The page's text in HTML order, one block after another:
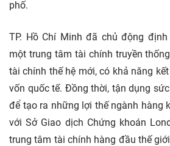
phố.
TP. Hồ Chí Minh đã chủ động
một trung tâm tài chính truyền
tài chính thế hệ mới, có khả năng
vốn quốc tế. Đồng thời, tận dụng
để tạo ra những lợi thế ngành hàng
với Sở Giao dịch Chứng khoán
trung tâm tài chính hàng đầu thế